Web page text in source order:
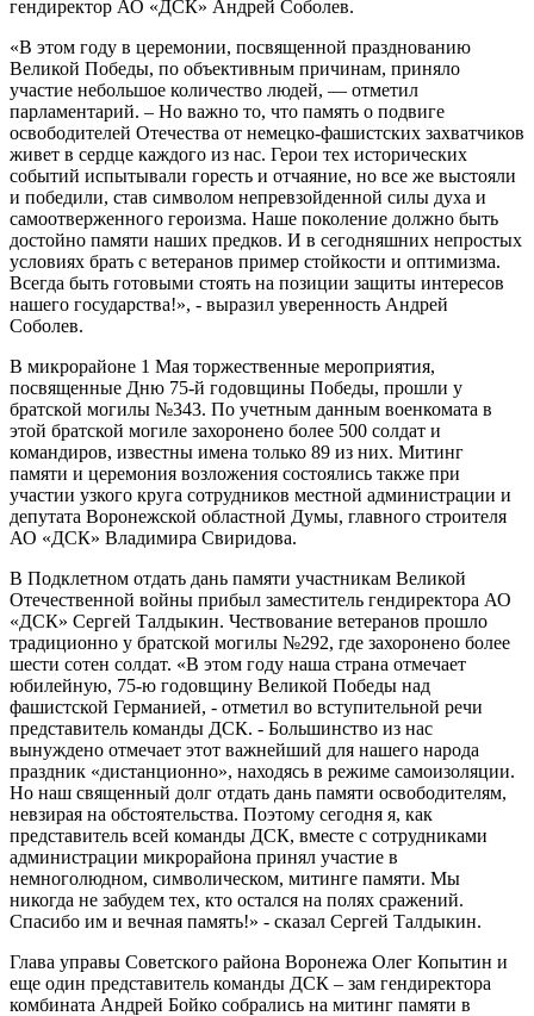
гендиректор АО «ДСК» Андрей Соболев.
«В этом году в церемонии, посвященной празднованию
Великой Победы, по объективным причинам, приняло
участие небольшое количество людей, — отметил
парламентарий. – Но важно то, что память о подвиге
освободителей Отечества от немецко-фашистских захватчиков
живет в сердце каждого из нас. Герои тех исторических
событий испытывали горесть и отчаяние, но все же выстояли
и победили, став символом непревзойденной силы духа и
самоотверженного героизма. Наше поколение должно быть
достойно памяти наших предков. И в сегодняшних непростых
условиях брать с ветеранов пример стойкости и оптимизма.
Всегда быть готовыми стоять на позиции защиты интересов
нашего государства!», - выразил уверенность Андрей
Соболев.
В микрорайоне 1 Мая торжественные мероприятия,
посвященные Дню 75-й годовщины Победы, прошли у
братской могилы №343. По учетным данным военкомата в
этой братской могиле захоронено более 500 солдат и
командиров, известны имена только 89 из них. Митинг
памяти и церемония возложения состоялись также при
участии узкого круга сотрудников местной администрации и
депутата Воронежской областной Думы, главного строителя
АО «ДСК» Владимира Свиридова.
В Подклетном отдать дань памяти участникам Великой
Отечественной войны прибыл заместитель гендиректора АО
«ДСК» Сергей Талдыкин. Чествование ветеранов прошло
традиционно у братской могилы №292, где захоронено более
шести сотен солдат. «В этом году наша страна отмечает
юбилейную, 75-ю годовщину Великой Победы над
фашистской Германией, - отметил во вступительной речи
представитель команды ДСК. - Большинство из нас
вынуждено отмечает этот важнейший для нашего народа
праздник «дистанционно», находясь в режиме самоизоляции.
Но наш священный долг отдать дань памяти освободителям,
невзирая на обстоятельства. Поэтому сегодня я, как
представитель всей команды ДСК, вместе с сотрудниками
администрации микрорайона принял участие в
немноголюдном, символическом, митинге памяти. Мы
никогда не забудем тех, кто остался на полях сражений.
Спасибо им и вечная память!» - сказал Сергей Талдыкин.
Глава управы Советского района Воронежа Олег Копытин и
еще один представитель команды ДСК – зам гендиректора
комбината Андрей Бойко собрались на митинг памяти в